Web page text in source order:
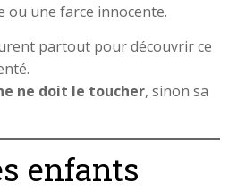
ou une farce innocente.
partout pour découvrir ce
ne doit le toucher, sinon sa
enfants